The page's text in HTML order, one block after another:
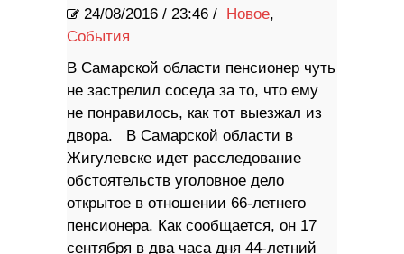
24/08/2016 / 23:46 / Новое,
События
В Самарской области пенсионер чуть
не застрелил соседа за то, что ему
не понравилось, как тот выезжал из
двора. В Самарской области в
Жигулевске идет расследование
обстоятельств уголовное дело
открытое в отношении 66-летнего
пенсионера. Как сообщается, он 17
сентября в два часа дня 44-летний